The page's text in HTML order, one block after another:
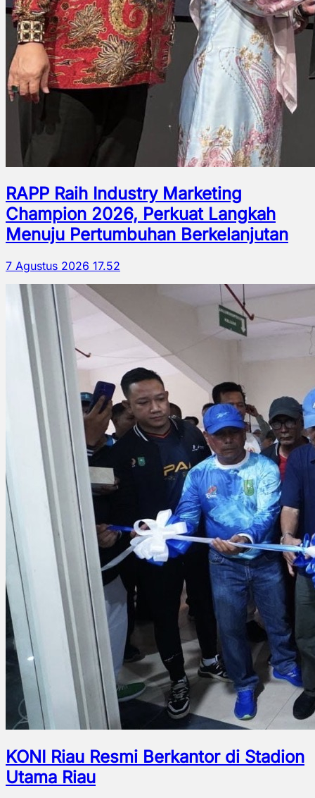
RAPP Raih Industry Marketing
Champion 2026, Perkuat Langkah
Menuju Pertumbuhan Berkelanjutan
7 Agustus 2026 17.52
KONI Riau Resmi Berkantor di Stadion
Utama Riau